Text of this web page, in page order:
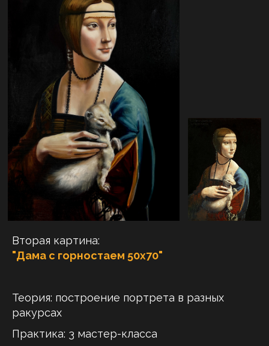
Вторая картина:
"Дама с горностаем 50х70"
Теория: построение портрета в разных
ракурсах
Практика: 3 мастер-класса